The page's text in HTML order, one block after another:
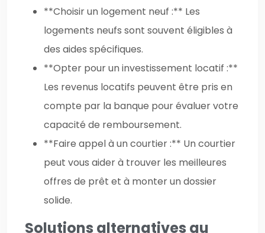
**Choisir un logement neuf :** Les
logements neufs sont souvent éligibles à
des aides spécifiques.
**Opter pour un investissement locatif :**
Les revenus locatifs peuvent être pris en
compte par la banque pour évaluer votre
capacité de remboursement.
**Faire appel à un courtier :** Un courtier
peut vous aider à trouver les meilleures
offres de prêt et à monter un dossier
solide.
Solutions alternatives au